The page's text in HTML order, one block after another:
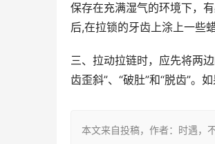
保存在充满湿气的环境下，
后,在拉锁的牙齿上涂上一些
三、拉动拉链时，应先将两
齿歪斜”、“破肚”和“脱齿”。
本文来自投稿，作者：时遇，